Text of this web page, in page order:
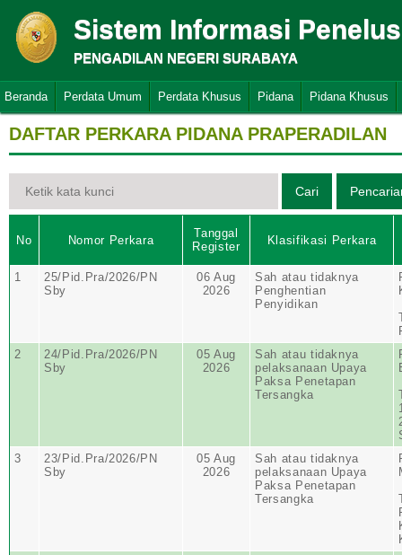
Sistem Informasi
PENGADILAN NEGERI SURABAYA
Beranda Perdata Umum Perdata Khusus Pidana Pidana Khusus
DAFTAR PERKARA PIDANA PRAPERADILAN
No Nomor Perkara
Tanggal
Register
Klasifikasi Perkara
1
25/Pid.Pra/2026/PN
Sby
06 Aug
2026
Sah atau tidaknya
Penghentian
Penyidikan
2
24/Pid.Pra/2026/PN
Sby
05 Aug
2026
Sah atau tidaknya
pelaksanaan Upaya
Paksa Penetapan
Tersangka
3
23/Pid.Pra/2026/PN
Sby
05 Aug
2026
Sah atau tidaknya
pelaksanaan Upaya
Paksa Penetapan
Tersangka